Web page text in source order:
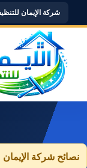
شركة الإيمان للتنظيف
نصائح شركة الإيمان